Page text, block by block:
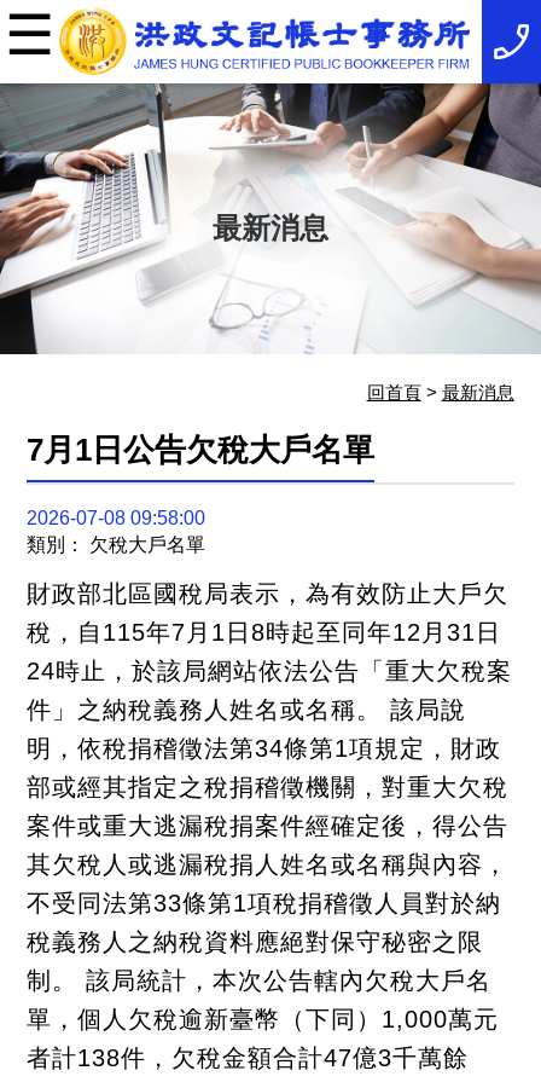
☰
×
務
所
簡
介
最
新
消
息
稅
務
法
服
最新消息
回首頁> 最新消息
7月1日公告欠稅大戶名單
2026-07-08 09:58:00
類別： 欠稅大戶名單
財政部北區國稅局表示，為有效防止大戶欠
稅，自115年7月1日8時起至同年12月31日
24時止，於該局網站依法公告「重大欠稅案
件」之納稅義務人姓名或名稱。 該局說
明，依稅捐稽徵法第34條第1項規定，財政
部或經其指定之稅捐稽徵機關，對重大欠稅
案件或重大逃漏稅捐案件經確定後，得公告
其欠稅人或逃漏稅捐人姓名或名稱與內容，
不受同法第33條第1項稅捐稽徵人員對於納
稅義務人之納稅資料應絕對保守秘密之限
制。 該局統計，本次公告轄內欠稅大戶名
單，個人欠稅逾新臺幣（下同）1,000萬元
者計138件，欠稅金額合計47億3千萬餘